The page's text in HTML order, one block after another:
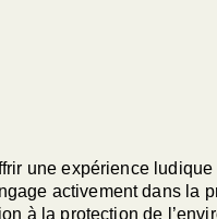
une expérience
activement dans la
à la protection de